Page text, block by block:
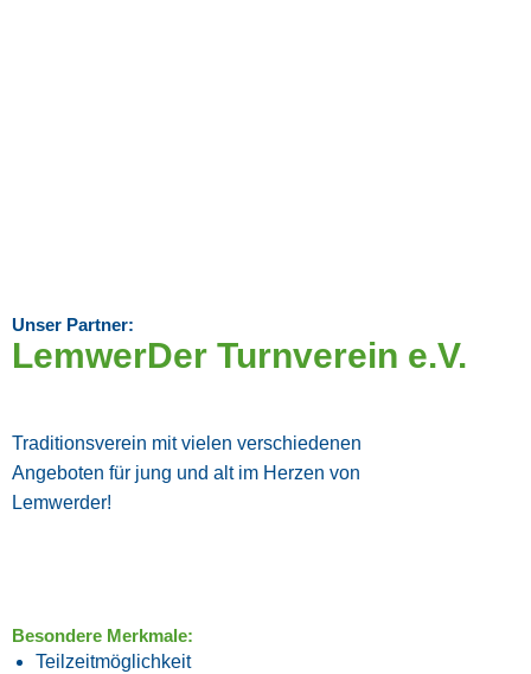
Unser Partner:
LemwerDer Turnverein e.V.
Traditionsverein mit vielen verschiedenen
Angeboten für jung und alt im Herzen von
Lemwerder!
Besondere Merkmale:
Teilzeitmöglichkeit